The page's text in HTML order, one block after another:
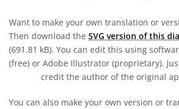
Want to make your own translation or
Then download the SVG version of this
(691.81 kB). You can edit this using
(free) or Adobe Illustrator (proprietary).
credit the author of the original
You can also make your own version or